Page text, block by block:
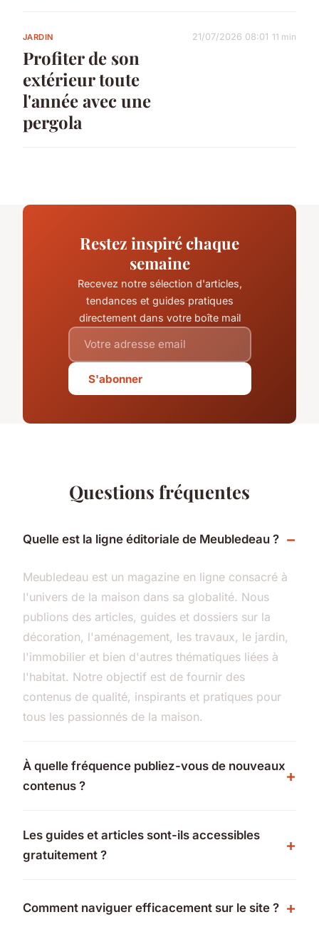
JARDIN
Profiter de son
extérieur toute
l'année avec une
pergola
21/07/2026 08:01 11 min
Restez inspiré chaque
semaine
Recevez notre sélection d'articles,
tendances et guides pratiques
directement dans votre boîte mail
S'abonner
Questions fréquentes
Quelle est la ligne éditoriale de Meubledeau ?
Meubledeau est un magazine en ligne consacré à
l'univers de la maison dans sa globalité. Nous
publions des articles, guides et dossiers sur la
décoration, l'aménagement, les travaux, le jardin,
l'immobilier et bien d'autres thématiques liées à
l'habitat. Notre objectif est de fournir des
contenus de qualité, inspirants et pratiques pour
tous les passionnés de la maison.
À quelle fréquence publiez-vous de nouveaux
contenus ?
Les guides et articles sont-ils accessibles
gratuitement ?
Comment naviguer efficacement sur le site ?